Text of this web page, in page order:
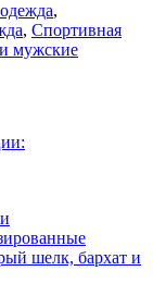
,
, Спортивная
мужские
шелк, бархат и